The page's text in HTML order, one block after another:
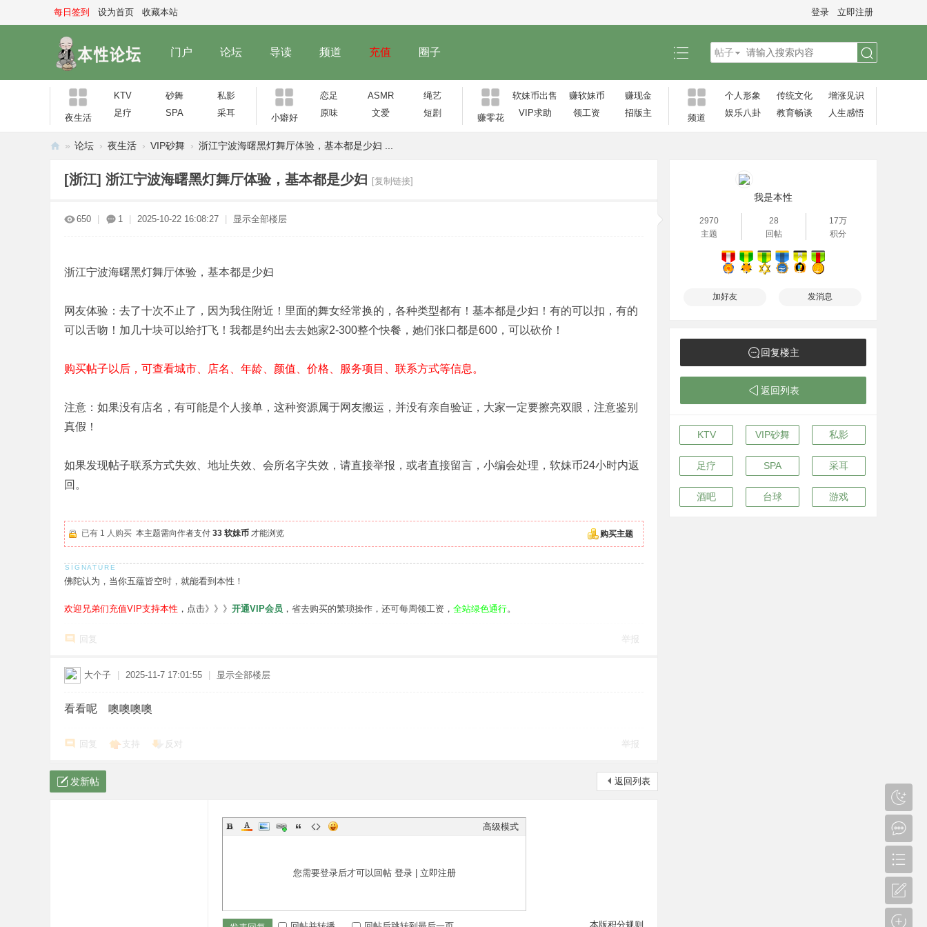
每日签到 设为首页 收藏本站 登录 立即注册
门户 论坛 导读 频道 充值 圈子 帖子
夜生活
KTV 砂舞
私影
足疗
SPA 采耳 小癖好
恋足 ASMR
绳艺
原味
文爱 短剧 赚零花
软妹币出售 赚软妹币
赚现金
VIP求助
领工资 招版主 频道
个人形象 传统文化
增涨见识‌
娱乐八卦
教育畅谈 人生感悟
» 论坛 › 夜生活 › VIP砂舞 › 浙江宁波海曙黑灯舞厅体验，基本都是少妇 ...
[浙江] 浙江宁波海曙黑灯舞厅体验，基本都是少妇 [复制链接]
650 1 2025-10-22 16:08:27 显示全部楼层
浙江宁波海曙黑灯舞厅体验，基本都是少妇
网友体验：去了十次不止了，因为我住附近！里面的舞女经常换的，各种类型都有！基本都是少妇！有的可以扣，有的
可以舌吻！加几十块可以给打飞！我都是约出去去她家2-300整个快餐，她们张口都是600，可以砍价！
购买帖子以后，可查看城市、店名、年龄、颜值、价格、服务项目、联系方式等信息。
注意：如果没有店名，有可能是个人接单，这种资源属于网友搬运，并没有亲自验证，大家一定要擦亮双眼，注意鉴别
真假！
如果发现帖子联系方式失效、地址失效、会所名字失效，请直接举报，或者直接留言，小编会处理，软妹币24小时内返
回。
购买主题
已有 1 人购买 本主题需向作者支付 33 软妹币 才能浏览
佛陀认为，当你五蕴皆空时，就能看到本性！
欢迎兄弟们充值VIP支持本性 ，点击》》》 开通VIP会员 ，省去购买的繁琐操作，还可每周领工资， 全站绿色通行。
回复 举报
大个子 2025-11-7 17:01:55 显示全部楼层
看看呢 噢噢噢噢
回复 支持 反对 举报
返回列表
发新帖
高级模式
您需要登录后才可以回帖 登录| 立即注册
本版积分规则
我是本性
2970
主题
28
回帖
17万
积分
加好友 发消息
回复楼主
返回列表
KTV VIP砂舞 私影
足疗 SPA 采耳
酒吧 台球 游戏